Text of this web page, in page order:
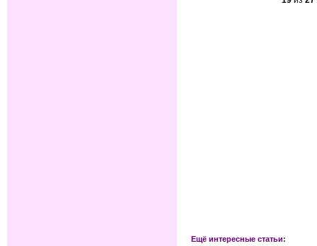
Ещё интересные статьи: